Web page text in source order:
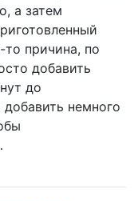
а затем
то причина, по
добавить
до
добавить немного